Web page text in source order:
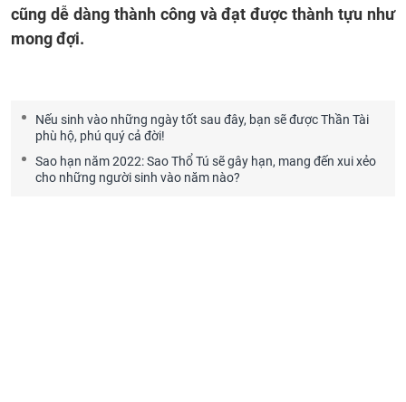
cũng dễ dàng thành công và đạt được thành tựu như
mong đợi.
Nếu sinh vào những ngày tốt sau đây, bạn sẽ được Thần Tài
phù hộ, phú quý cả đời!
Sao hạn năm 2022: Sao Thổ Tú sẽ gây hạn, mang đến xui xẻo
cho những người sinh vào năm nào?